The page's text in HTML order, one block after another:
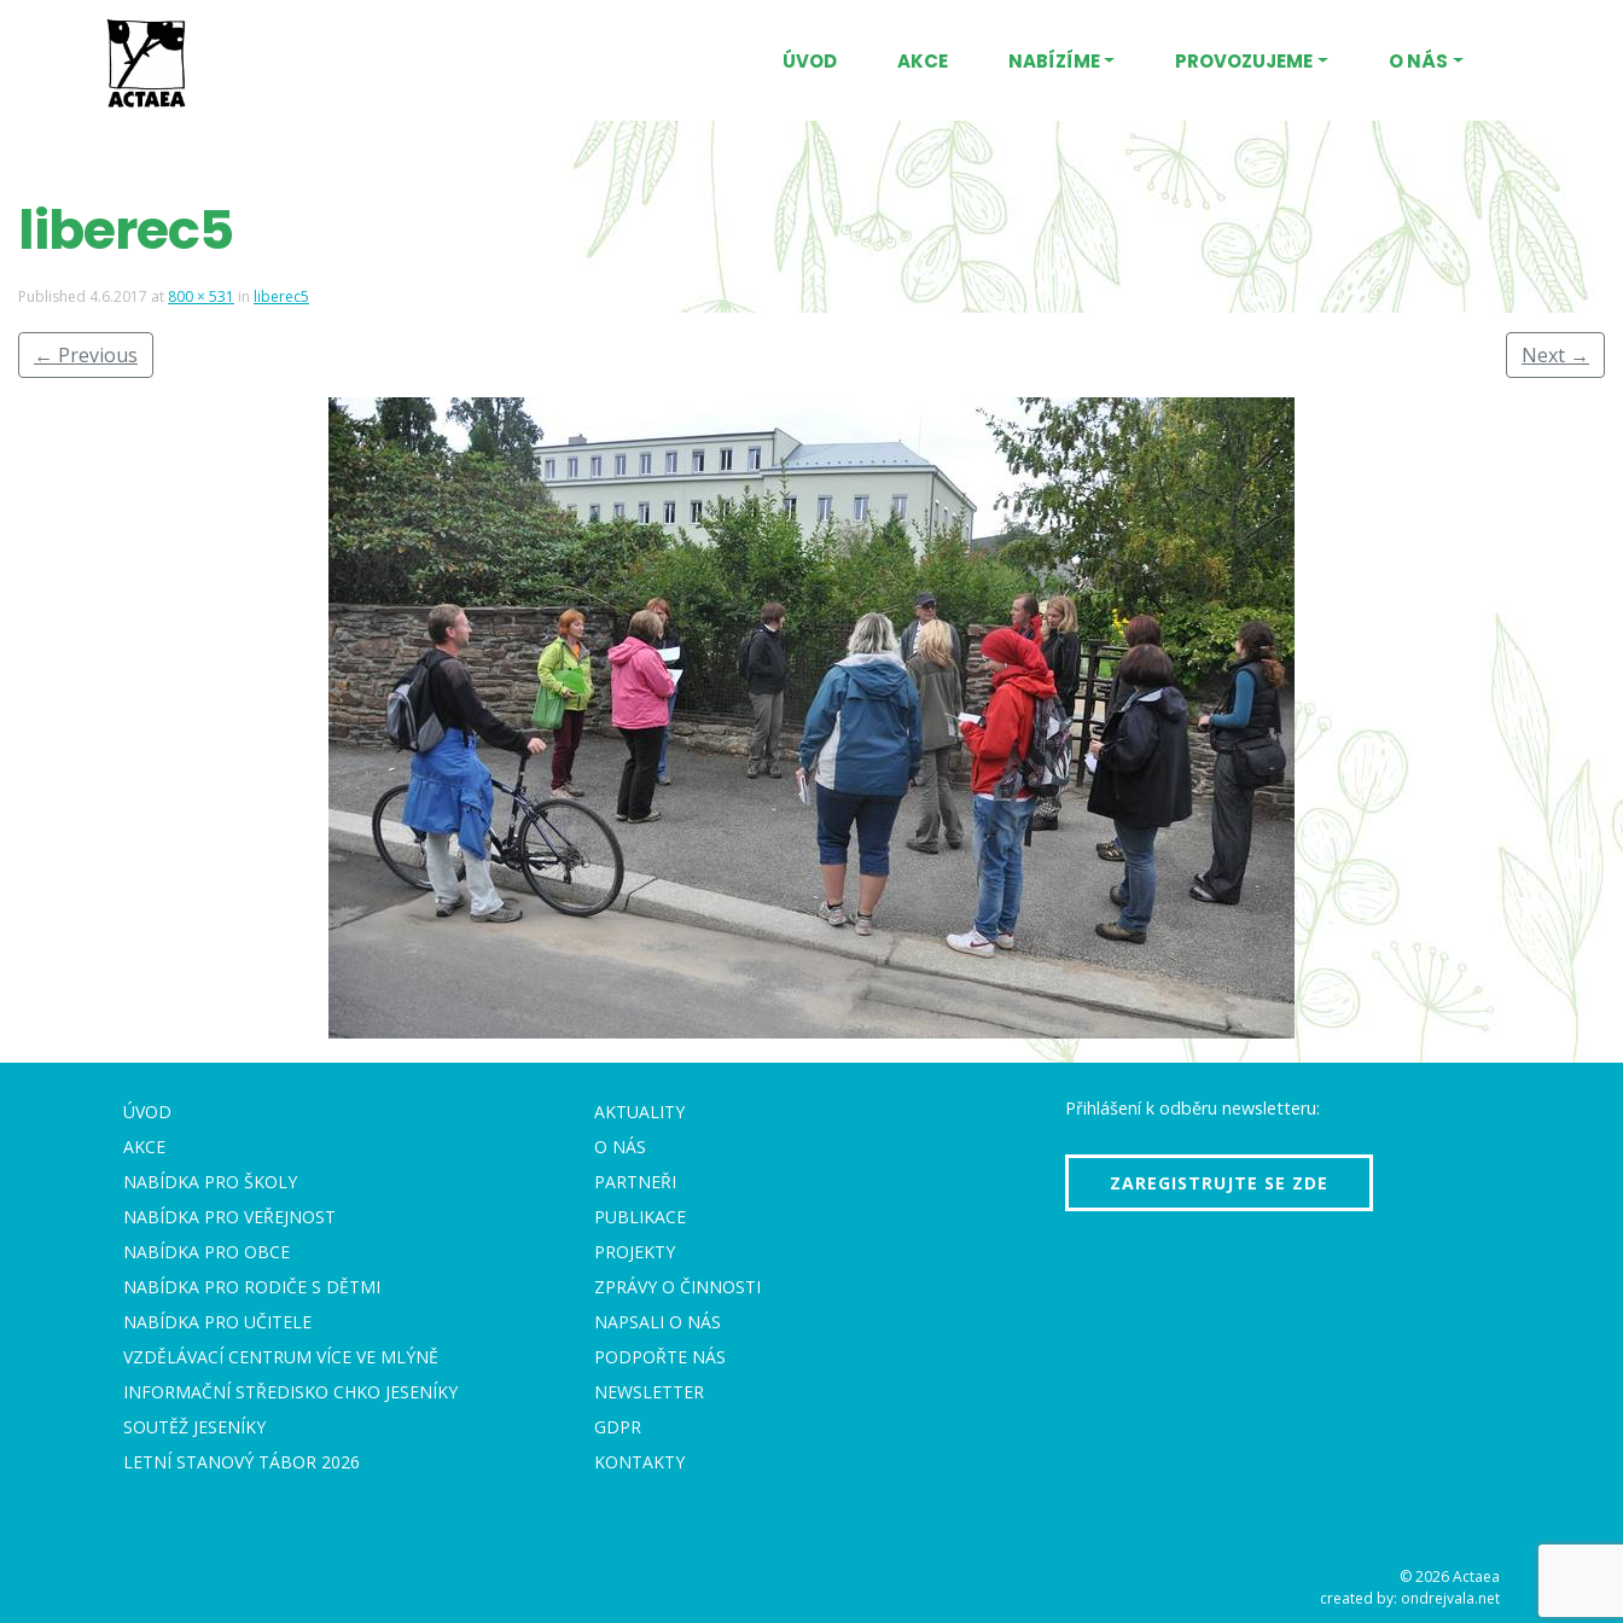
ÚVOD AKCE NABÍZÍME PROVOZUJEME O NÁS
liberec5
Published 4.6.2017 at 800 × 531 in liberec5
← Previous Next →
ÚVOD
AKCE
NABÍDKA PRO ŠKOLY
NABÍDKA PRO VEŘEJNOST
NABÍDKA PRO OBCE
NABÍDKA PRO RODIČE S DĚTMI
NABÍDKA PRO UČITELE
VZDĚLÁVACÍ CENTRUM VÍCE VE MLÝNĚ
INFORMAČNÍ STŘEDISKO CHKO JESENÍKY
SOUTĚŽ JESENÍKY
LETNÍ STANOVÝ TÁBOR 2026
AKTUALITY
O NÁS
PARTNEŘI
PUBLIKACE
PROJEKTY
ZPRÁVY O ČINNOSTI
NAPSALI O NÁS
PODPOŘTE NÁS
NEWSLETTER
GDPR
KONTAKTY
Přihlášení k odběru newsletteru:
ZAREGISTRUJTE SE ZDE
© 2026 Actaea
created by: ondrejvala.net